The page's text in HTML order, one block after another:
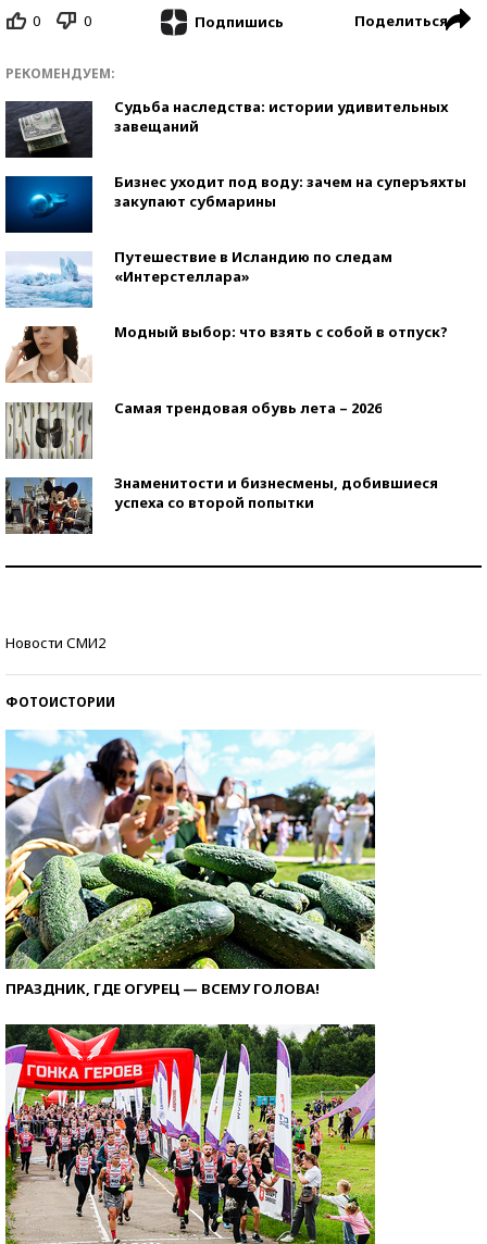
0 0 Подпишись Поделиться
РЕКОМЕНДУЕМ:
Судьба наследства: истории удивительных
завещаний
Бизнес уходит под воду: зачем на суперъяхты
закупают субмарины
Путешествие в Исландию по следам
«Интерстеллара»
Модный выбор: что взять с собой в отпуск?
Самая трендовая обувь лета – 2026
Знаменитости и бизнесмены, добившиеся
успеха со второй попытки
Новости СМИ2
ФОТОИСТОРИИ
ПРАЗДНИК, ГДЕ ОГУРЕЦ — ВСЕМУ ГОЛОВА!